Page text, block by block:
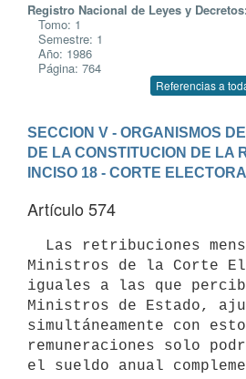
Registro Nacional de Leyes y Decretos:
Tomo: 1
Semestre: 1
Año: 1986
Página: 764
Referencias a
SECCION V - ORGANISMOS
DE LA CONSTITUCION DE LA
INCISO 18 - CORTE
Artículo 574
Ministros de la Corte
iguales a las que
Ministros de Estado,
simultáneamente con
remuneraciones solo
el sueldo anual